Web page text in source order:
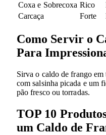
Coxa e Sobrecoxa Rico
Carcaça
Forte
Como Servir o
Para
Sirva o caldo de frango
com salsinha picada e um
pão fresco ou torradas.
TOP 10
um Caldo de